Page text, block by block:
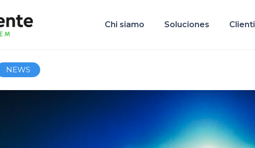
Chi siamo Soluciones Clienti
NEWS